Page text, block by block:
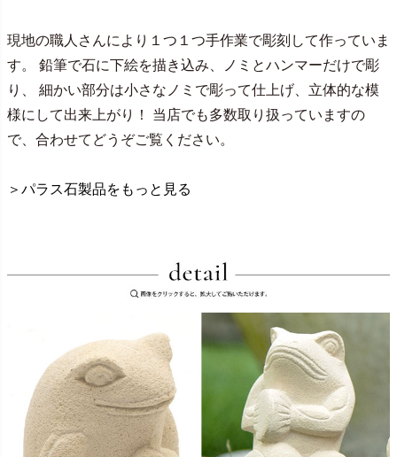
現地の職人さんにより１つ１つ手作業で彫刻して作っていま
す。 鉛筆で石に下絵を描き込み、ノミとハンマーだけで彫
り、 細かい部分は小さなノミで彫って仕上げ、立体的な模
様にして出来上がり！ 当店でも多数取り扱っていますの
で、合わせてどうぞご覧ください。
＞パラス石製品をもっと見る